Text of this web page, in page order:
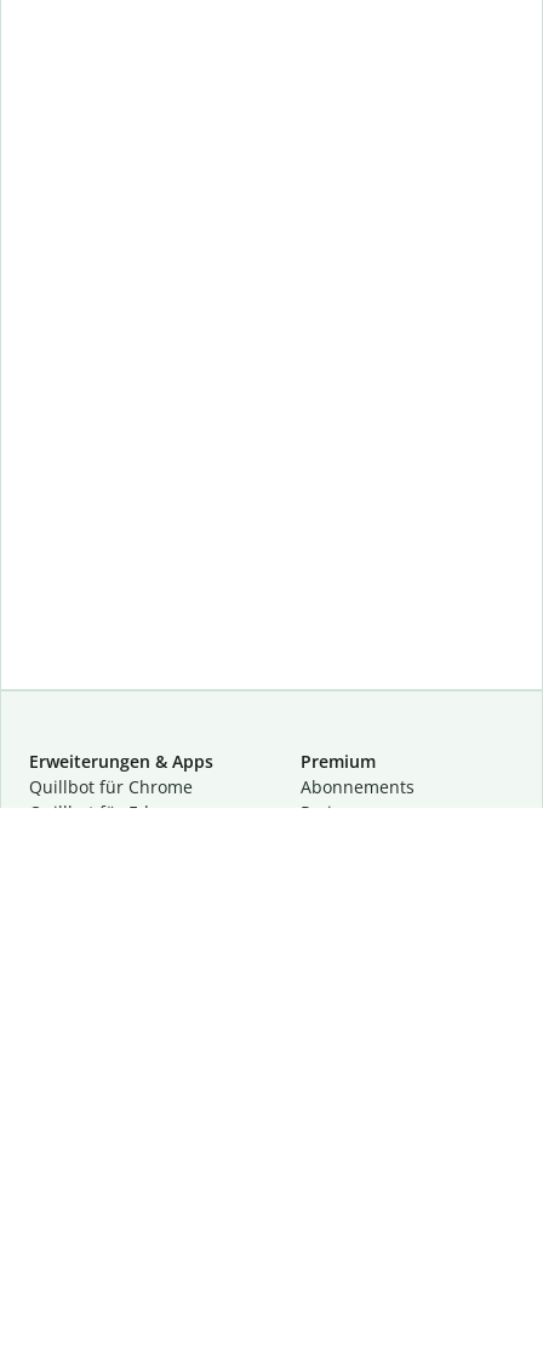
Erweiterungen & Apps
Quillbot für Chrome
Quillbot für Edge
Premium
Abon­ne­ments
Preise